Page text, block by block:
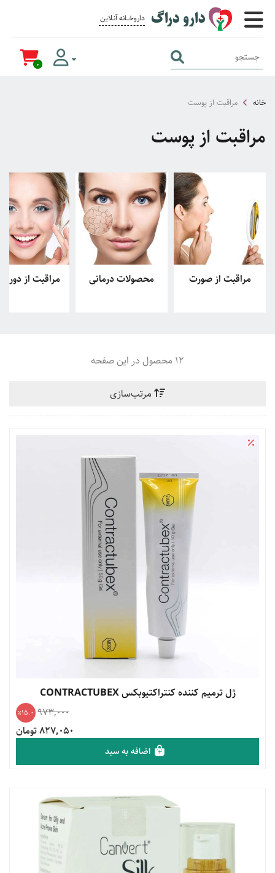
دارو دراگ داروخــــانه آنــلاین برای همــه
0
خانه مراقبت از پوست
مراقبت از پوست
مراقبت از صورت محصولات درمانی مراقبت از دور
12 محصول در این صفحه
مرتب‌سازی
مشاهده محصول
ژل ترمیم کننده کنتراکتیوبکس CONTRACTUBEX
973,000
15.0
827,050 تومان
اضافه به سبد